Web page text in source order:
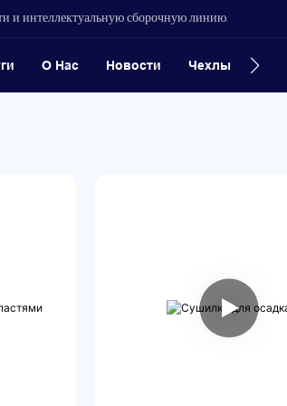
и интеллектуальную сборочную линию.
О Нас Новости Чехлы